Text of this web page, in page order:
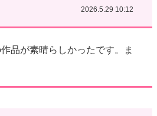
2026.5.29 10:12
品が素晴らしかったです。ま